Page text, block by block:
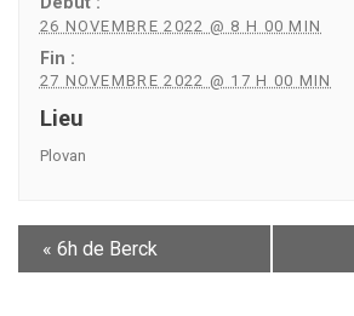
26 NOVEMBRE 2022 @ 8 H 00 MIN
Fin :
27 NOVEMBRE 2022 @ 17 H 00 MIN
Lieu
Plovan
« 6h de Berck